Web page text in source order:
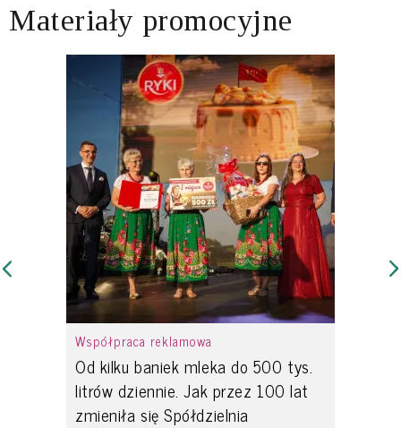
Materiały promocyjne
Współpraca reklamowa
Od kilku baniek mleka do 500 tys.
litrów dziennie. Jak przez 100 lat
zmieniła się Spółdzielnia